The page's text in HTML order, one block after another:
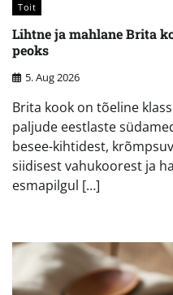
Toit
Lihtne ja mahlane Brita
peoks
5. Aug 2026
Brita kook on tõeline
paljude eestlaste
besee-kihtidest,
siidisest vahukoorest ja
esmapilgul […]